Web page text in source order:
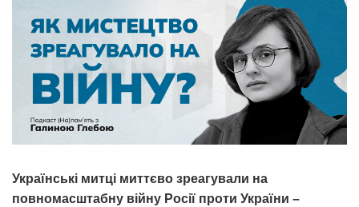
Українські митці миттєво зреагували на
повномасштабну війну Росії проти України –